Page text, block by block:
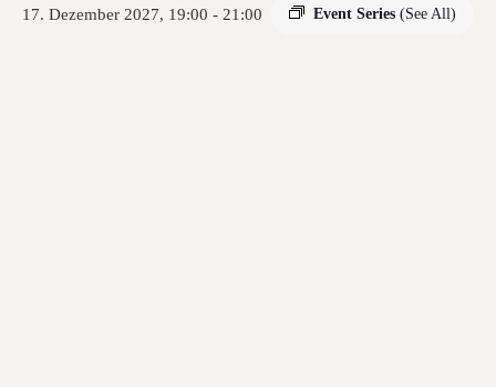
17. Dezember 2027, 19:00 - 21:00 Event Series (See All)